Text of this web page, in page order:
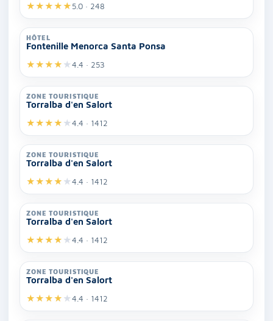
★★★★★5.0 · 248
HÔTEL
Fontenille Menorca Santa Ponsa
★★★★ ★4.4 · 253
ZONE TOURISTIQUE
Torralba d'en Salort
★★★★ ★4.4 · 1412
ZONE TOURISTIQUE
Torralba d'en Salort
★★★★ ★4.4 · 1412
ZONE TOURISTIQUE
Torralba d'en Salort
★★★★ ★4.4 · 1412
ZONE TOURISTIQUE
Torralba d'en Salort
★★★★ ★4.4 · 1412